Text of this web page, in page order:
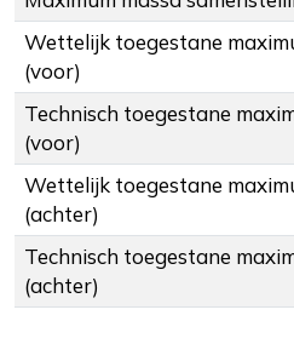
Wettelijk toegestane
(voor)
Technisch toegestane
(voor)
Wettelijk toegestane
(achter)
Technisch toegestane
(achter)